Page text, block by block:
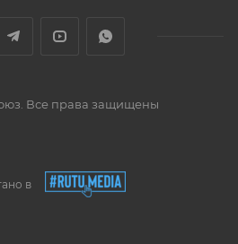
Все права защищены
в